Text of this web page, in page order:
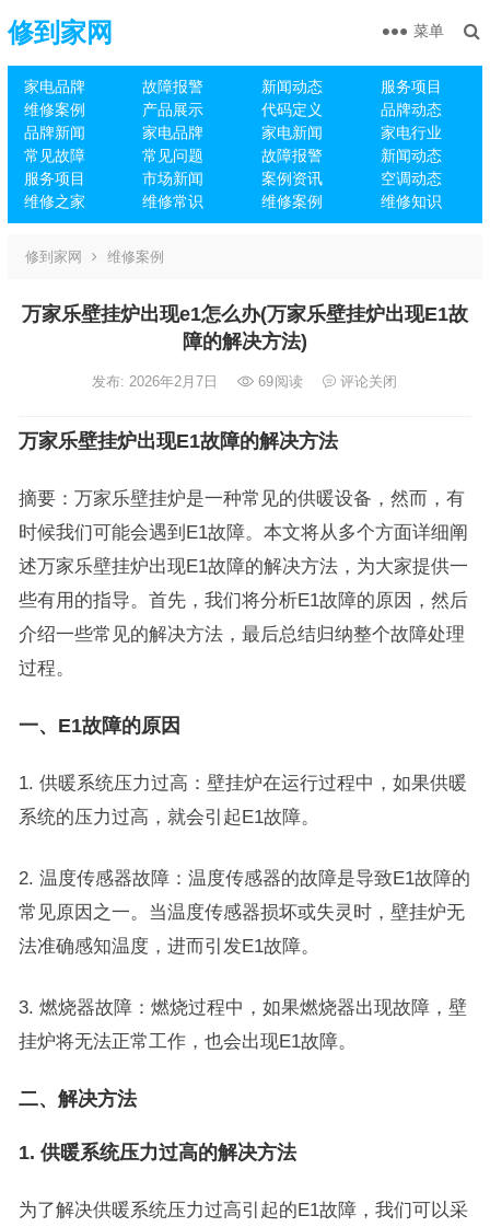
修到家网
家电品牌 故障报警 新闻动态
服务项目
维修案例
产品展示 代码定义
品牌动态
品牌新闻
家电品牌 家电新闻
家电行业
常见故障
常见问题 故障报警
新闻动态
服务项目
市场新闻 案例资讯
空调动态
维修之家
维修常识 维修案例 维修知识
菜单
修到家网 维修案例
万家乐壁挂炉出现e1怎么办(万家乐壁挂炉出现E1故
障的解决方法)
发布: 2026年2月7日 69阅读 评论关闭
万家乐壁挂炉出现E1故障的解决方法
摘要：万家乐壁挂炉是一种常见的供暖设备，然而，有
时候我们可能会遇到E1故障。本文将从多个方面详细阐
述万家乐壁挂炉出现E1故障的解决方法，为大家提供一
些有用的指导。首先，我们将分析E1故障的原因，然后
介绍一些常见的解决方法，最后总结归纳整个故障处理
过程。
一、E1故障的原因
1. 供暖系统压力过高：壁挂炉在运行过程中，如果供暖
系统的压力过高，就会引起E1故障。
2. 温度传感器故障：温度传感器的故障是导致E1故障的
常见原因之一。当温度传感器损坏或失灵时，壁挂炉无
法准确感知温度，进而引发E1故障。
3. 燃烧器故障：燃烧过程中，如果燃烧器出现故障，壁
挂炉将无法正常工作，也会出现E1故障。
二、解决方法
1. 供暖系统压力过高的解决方法
为了解决供暖系统压力过高引起的E1故障，我们可以采